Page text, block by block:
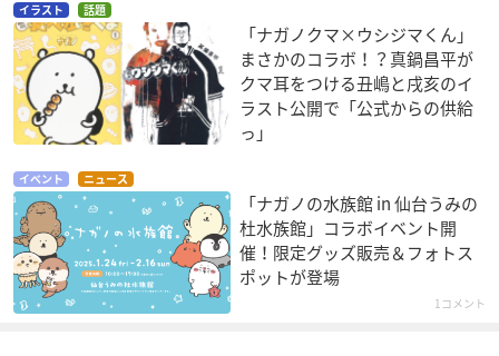
イラスト 話題
「ナガノクマ×ウシジマくん」
まさかのコラボ！？真鍋昌平が
クマ耳をつける丑嶋と戌亥のイ
ラスト公開で「公式からの供給
っ」
イベント ニュース
「ナガノの水族館 in 仙台うみの
杜水族館」コラボイベント開
催！限定グッズ販売＆フォトス
ポットが登場
1コメント